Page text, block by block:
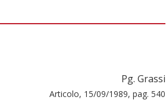
Pg. Grassi
Articolo, 15/09/1989, pag. 540